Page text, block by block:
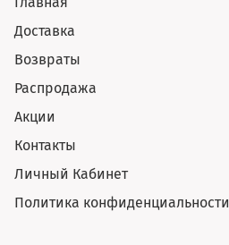
Доставка
Возвраты
Распродажа
Акции
Контакты
Личный Кабинет
Политика конфиденциальности